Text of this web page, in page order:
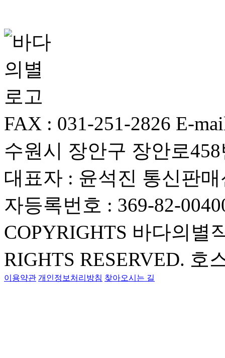
FAX : 031-251-2826 E-
수원시 장안구 장안로
대표자 : 윤석진 통신판
자등록번호 : 369-82-
COPYRIGHTS 바다의별
RIGHTS RESERVED. 호
이용약관 개인정보처리방침 찾아오시는 길